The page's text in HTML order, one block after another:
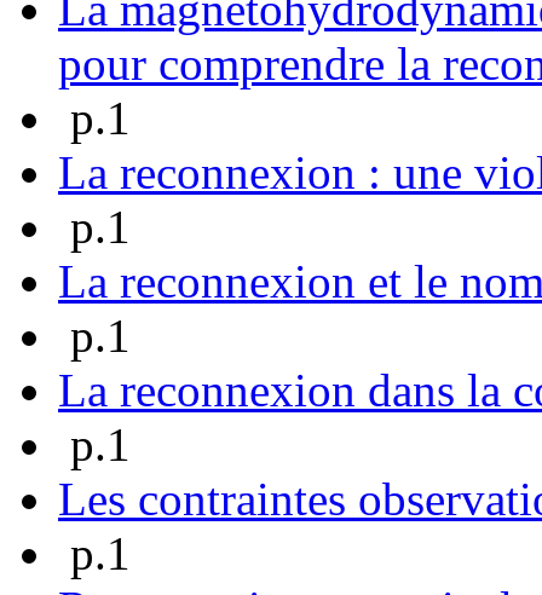
pour comprendre la
p.1
La reconnexion : une
p.1
La reconnexion et le
p.1
La reconnexion dans la
p.1
Les contraintes
p.1